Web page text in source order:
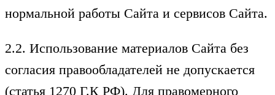
нормальной работы Сайта и сервисов Сайта.
2.2. Использование материалов Сайта без
согласия правообладателей не допускается
(статья 1270 Г.К РФ). Для правомерного